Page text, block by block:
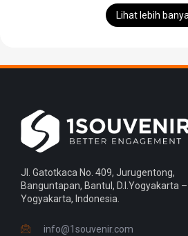
Lihat lebih
Jl. Gatotkaca No. 409, Jurugentong,
Banguntapan, Bantul, D.I.Yogyakarta
Yogyakarta, Indonesia.
info@1souvenir.com